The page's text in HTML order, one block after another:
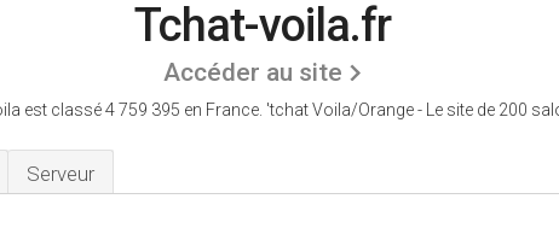
Tchat-voila.fr
Accéder au site
est classé 4 759 395 en France. 'tchat Voila/Orange - Le site de 200
Serveur